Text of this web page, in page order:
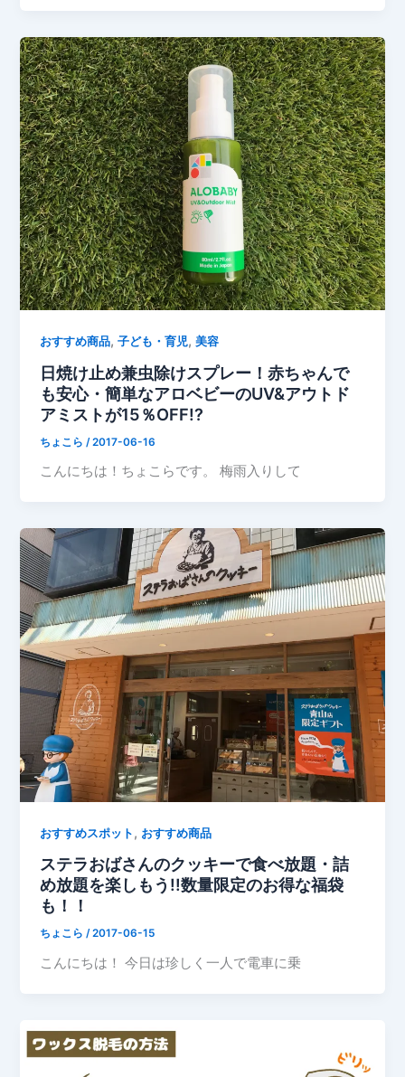
おすすめ商品,子ども・育児,美容
日焼け止め兼虫除けスプレー！赤ちゃんで
も安心・簡単なアロベビーのUV&アウトド
アミストが15％OFF!?
ちょこら /2017-06-16
こんにちは！ちょこらです。 梅雨入りして
おすすめスポット , おすすめ商品
ステラおばさんのクッキーで食べ放題・詰
め放題を楽しもう!!数量限定のお得な福袋
も！！
ちょこら/2017-06-15
こんにちは！ 今日は珍しく一人で電車に乗